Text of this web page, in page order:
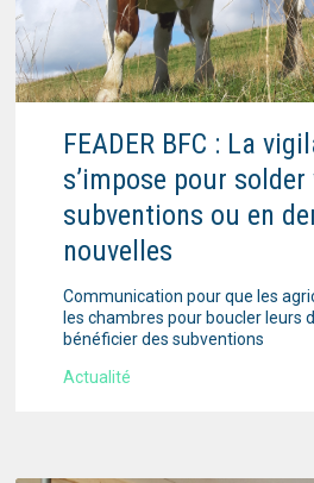
FEADER BFC : La
s’impose pour solder
subventions ou en
nouvelles
Communication pour que les
les chambres pour boucler leurs
bénéficier des subventions
Actualité